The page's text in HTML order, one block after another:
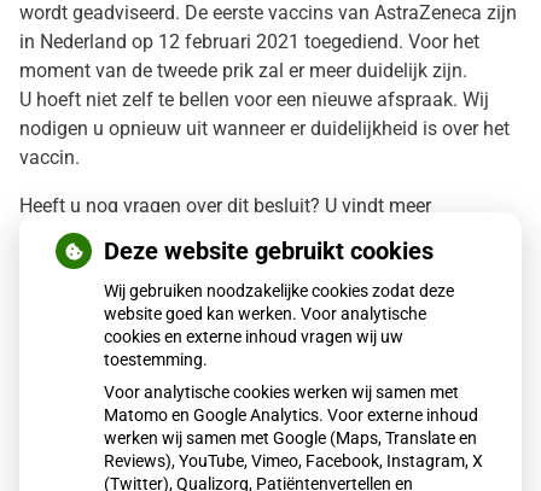
wordt geadviseerd. De eerste vaccins van AstraZeneca zijn
in Nederland op 12 februari 2021 toegediend. Voor het
moment van de tweede prik zal er meer duidelijk zijn.
U hoeft niet zelf te bellen voor een nieuwe afspraak. Wij
nodigen u opnieuw uit wanneer er duidelijkheid is over het
vaccin.
Heeft u nog vragen over dit besluit? U vindt meer
informatie op
vragen naar het landelijk publieksinformatienummer van
de overheid: 0800 – 1351 (tussen 08:00 en 20:00 uur
bereikbaar).
Wilt u meer weten over vaccinatie tegen corona?
deze folder
van de overheid wordt de vaccinatie
uitgelegd. Ook kunt udeze video
bekijken waarin dit in
eenvoudige taal wordt uitgelegd.
Deze website gebruikt cookies
Wij gebruiken noodzakelijke cookies zodat deze
website goed kan werken. Voor analytische
cookies en externe inhoud vragen wij uw
toestemming.
Voor analytische cookies werken wij samen met
Matomo en Google Analytics. Voor externe inhoud
werken wij samen met Google (Maps, Translate en
Reviews), YouTube, Vimeo, Facebook, Instagram, X
(Twitter), Qualizorg, Patiëntenvertellen en